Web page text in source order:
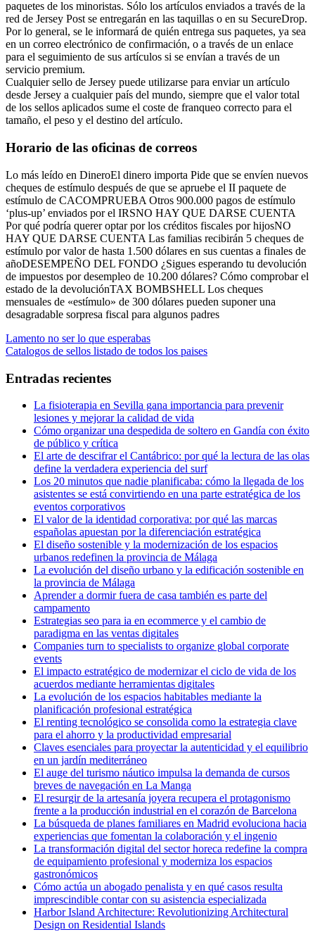
paquetes de los minoristas. Sólo los artículos enviados a través de la
red de Jersey Post se entregarán en las taquillas o en su SecureDrop.
Por lo general, se le informará de quién entrega sus paquetes, ya sea
en un correo electrónico de confirmación, o a través de un enlace
para el seguimiento de sus artículos si se envían a través de un
servicio premium.
Cualquier sello de Jersey puede utilizarse para enviar un artículo
desde Jersey a cualquier país del mundo, siempre que el valor total
de los sellos aplicados sume el coste de franqueo correcto para el
tamaño, el peso y el destino del artículo.
Horario de las oficinas de correos
Lo más leído en DineroEl dinero importa Pide que se envíen nuevos
cheques de estímulo después de que se apruebe el II paquete de
estímulo de CACOMPRUEBA Otros 900.000 pagos de estímulo
‘plus-up’ enviados por el IRSNO HAY QUE DARSE CUENTA
Por qué podría querer optar por los créditos fiscales por hijosNO
HAY QUE DARSE CUENTA Las familias recibirán 5 cheques de
estímulo por valor de hasta 1.500 dólares en sus cuentas a finales de
añoDESEMPEÑO DEL FONDO ¿Sigues esperando tu devolución
de impuestos por desempleo de 10.200 dólares? Cómo comprobar el
estado de la devoluciónTAX BOMBSHELL Los cheques
mensuales de «estímulo» de 300 dólares pueden suponer una
desagradable sorpresa fiscal para algunos padres
Navegación
de
entradas
Entrada
anterior:
Lamento no ser lo que esperabas
Entrada
Catalogos de sellos listado de todos los paises
Entradas recientes
La fisioterapia en Sevilla gana importancia para prevenir
lesiones y mejorar la calidad de vida
Cómo organizar una despedida de soltero en Gandía con éxito
de público y crítica
El arte de descifrar el Cantábrico: por qué la lectura de las olas
define la verdadera experiencia del surf
Los 20 minutos que nadie planificaba: cómo la llegada de los
asistentes se está convirtiendo en una parte estratégica de los
eventos corporativos
El valor de la identidad corporativa: por qué las marcas
españolas apuestan por la diferenciación estratégica
El diseño sostenible y la modernización de los espacios
urbanos redefinen la provincia de Málaga
La evolución del diseño urbano y la edificación sostenible en
la provincia de Málaga
Aprender a dormir fuera de casa también es parte del
campamento
Estrategias seo para ia en ecommerce y el cambio de
paradigma en las ventas digitales
Companies turn to specialists to organize global corporate
events
El impacto estratégico de modernizar el ciclo de vida de los
acuerdos mediante herramientas digitales
La evolución de los espacios habitables mediante la
planificación profesional estratégica
El renting tecnológico se consolida como la estrategia clave
para el ahorro y la productividad empresarial
Claves esenciales para proyectar la autenticidad y el equilibrio
en un jardín mediterráneo
El auge del turismo náutico impulsa la demanda de cursos
breves de navegación en La Manga
El resurgir de la artesanía joyera recupera el protagonismo
frente a la producción industrial en el corazón de Barcelona
La búsqueda de planes familiares en Madrid evoluciona hacia
experiencias que fomentan la colaboración y el ingenio
La transformación digital del sector horeca redefine la compra
de equipamiento profesional y moderniza los espacios
gastronómicos
Cómo actúa un abogado penalista y en qué casos resulta
imprescindible contar con su asistencia especializada
Harbor Island Architecture: Revolutionizing Architectural
Design on Residential Islands